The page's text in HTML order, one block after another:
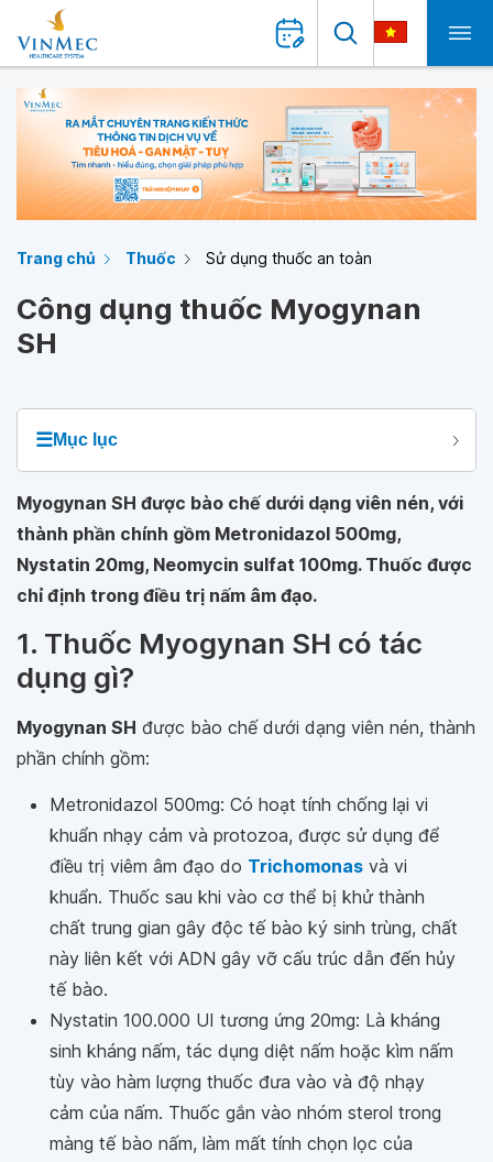
Trang chủ Thuốc Sử dụng thuốc an toàn
Công dụng thuốc Myogynan
SH
☰Mục lục
Myogynan SH được bào chế dưới dạng viên nén, với
thành phần chính gồm Metronidazol 500mg,
Nystatin 20mg, Neomycin sulfat 100mg. Thuốc được
chỉ định trong điều trị nấm âm đạo.
1. Thuốc Myogynan SH có tác
dụng gì?
Myogynan SH được bào chế dưới dạng viên nén, thành
phần chính gồm:
Metronidazol 500mg: Có hoạt tính chống lại vi
khuẩn nhạy cảm và protozoa, được sử dụng để
điều trị viêm âm đạo do Trichomonas và vi
khuẩn. Thuốc sau khi vào cơ thể bị khử thành
chất trung gian gây độc tế bào ký sinh trùng, chất
này liên kết với ADN gây vỡ cấu trúc dẫn đến hủy
tế bào.
Nystatin 100.000 UI tương ứng 20mg: Là kháng
sinh kháng nấm, tác dụng diệt nấm hoặc kìm nấm
tùy vào hàm lượng thuốc đưa vào và độ nhạy
cảm của nấm. Thuốc gắn vào nhóm sterol trong
màng tế bào nấm, làm mất tính chọn lọc của